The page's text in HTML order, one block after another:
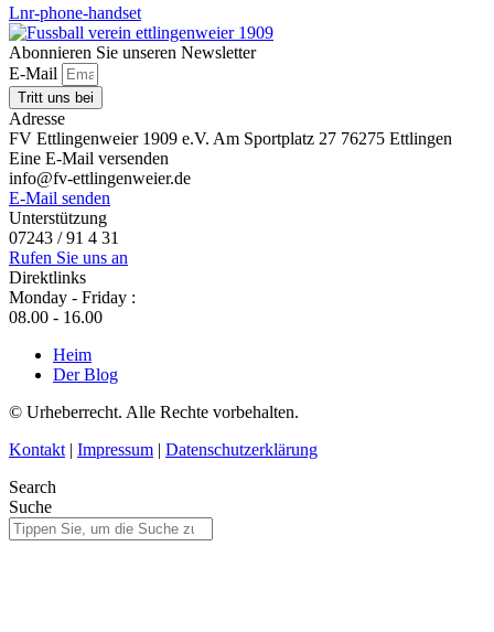
Lnr-phone-handset
Abonnieren Sie unseren Newsletter
E-Mail
Tritt uns bei
Adresse
FV Ettlingenweier 1909 e.V. Am Sportplatz 27 76275 Ettlingen
Eine E-Mail versenden
info@fv-ettlingenweier.de
E-Mail senden
Unterstützung
07243 / 91 4 31
Rufen Sie uns an
Direktlinks
Monday - Friday :
08.00 - 16.00
Heim
Der Blog
© Urheberrecht. Alle Rechte vorbehalten.
Kontakt | Impressum | Datenschutzerklärung
Search
Suche